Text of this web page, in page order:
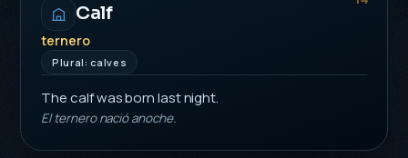
Calf
ternero
Plural: calves
The calf was born last night.
El ternero nació anoche.